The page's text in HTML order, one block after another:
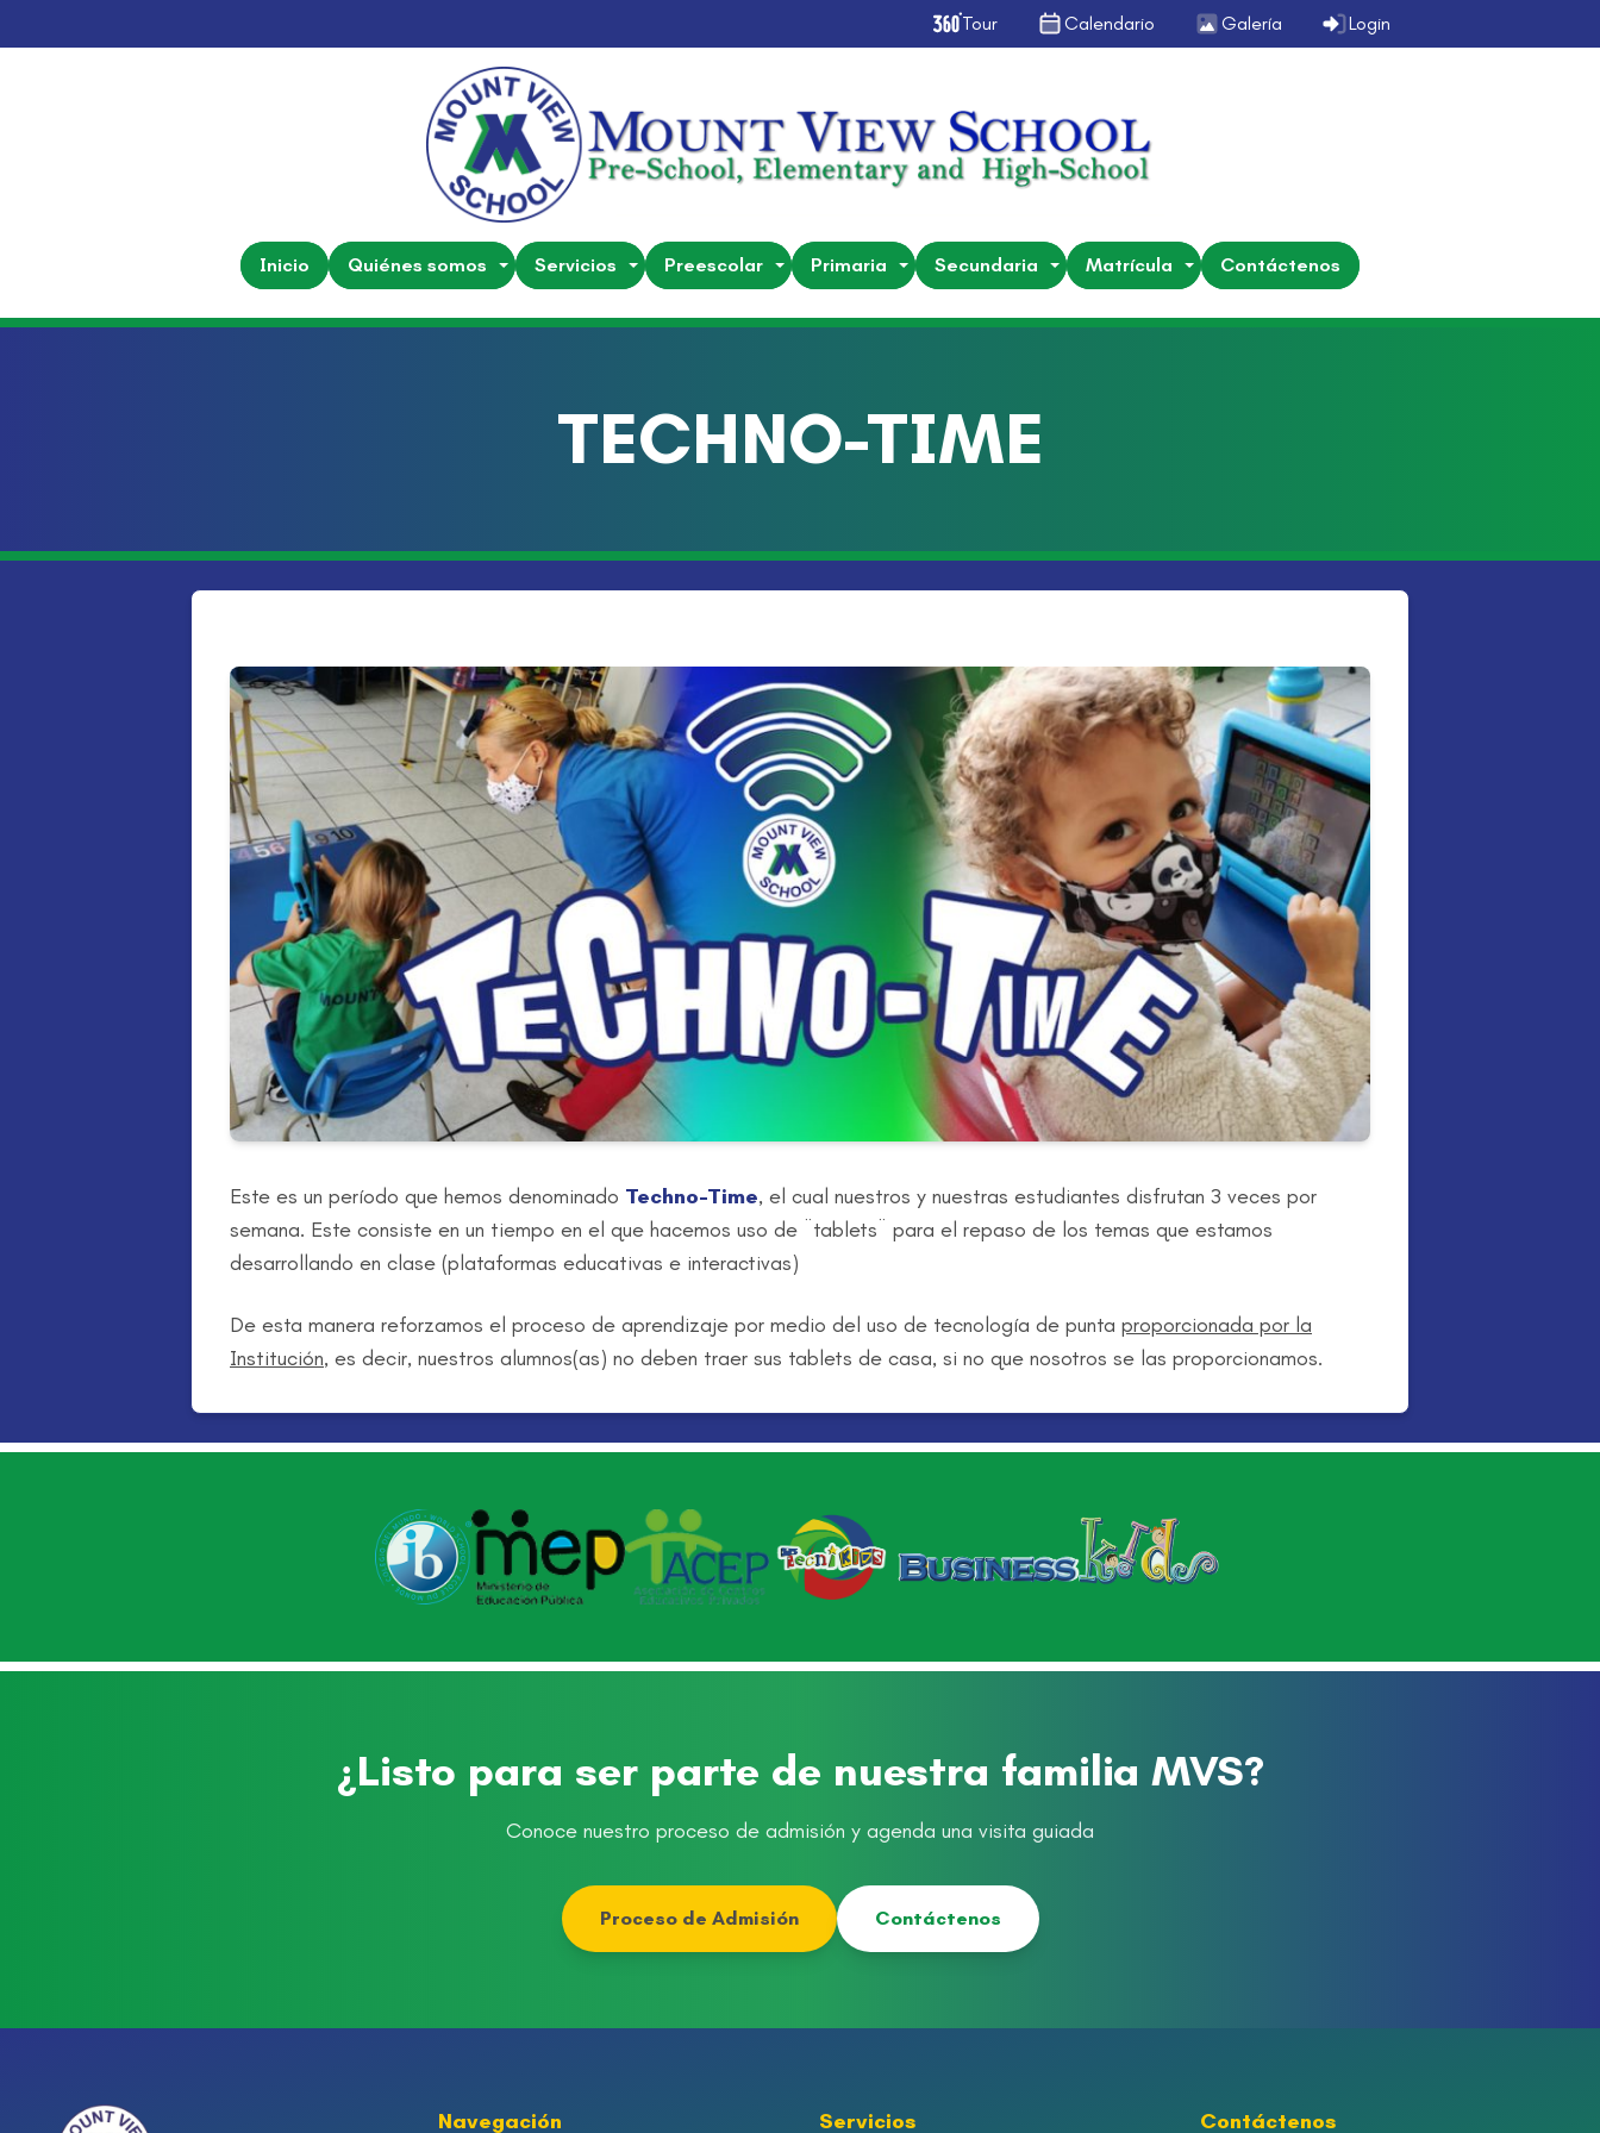
Tour Calendario Galería Login
Inicio Quiénes somos Servicios Preescolar Primaria Secundaria Matrícula Contáctenos
TECHNO-TIME
Este es un período que hemos denominado Techno-Time, el cual nuestros y nuestras estudiantes disfrutan 3 veces por
semana. Este consiste en un tiempo en el que hacemos uso de ¨tablets¨ para el repaso de los temas que estamos
desarrollando en clase (plataformas educativas e interactivas)
De esta manera reforzamos el proceso de aprendizaje por medio del uso de tecnología de punta proporcionada por la
Institución, es decir, nuestros alumnos(as) no deben traer sus tablets de casa, si no que nosotros se las proporcionamos.
¿Listo para ser parte de nuestra familia MVS?
Conoce nuestro proceso de admisión y agenda una visita guiada
Proceso de Admisión Contáctenos
Navegación Servicios Contáctenos